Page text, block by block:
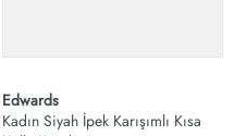
Edwards
Kadın Siyah İpek Karışımlı Kısa